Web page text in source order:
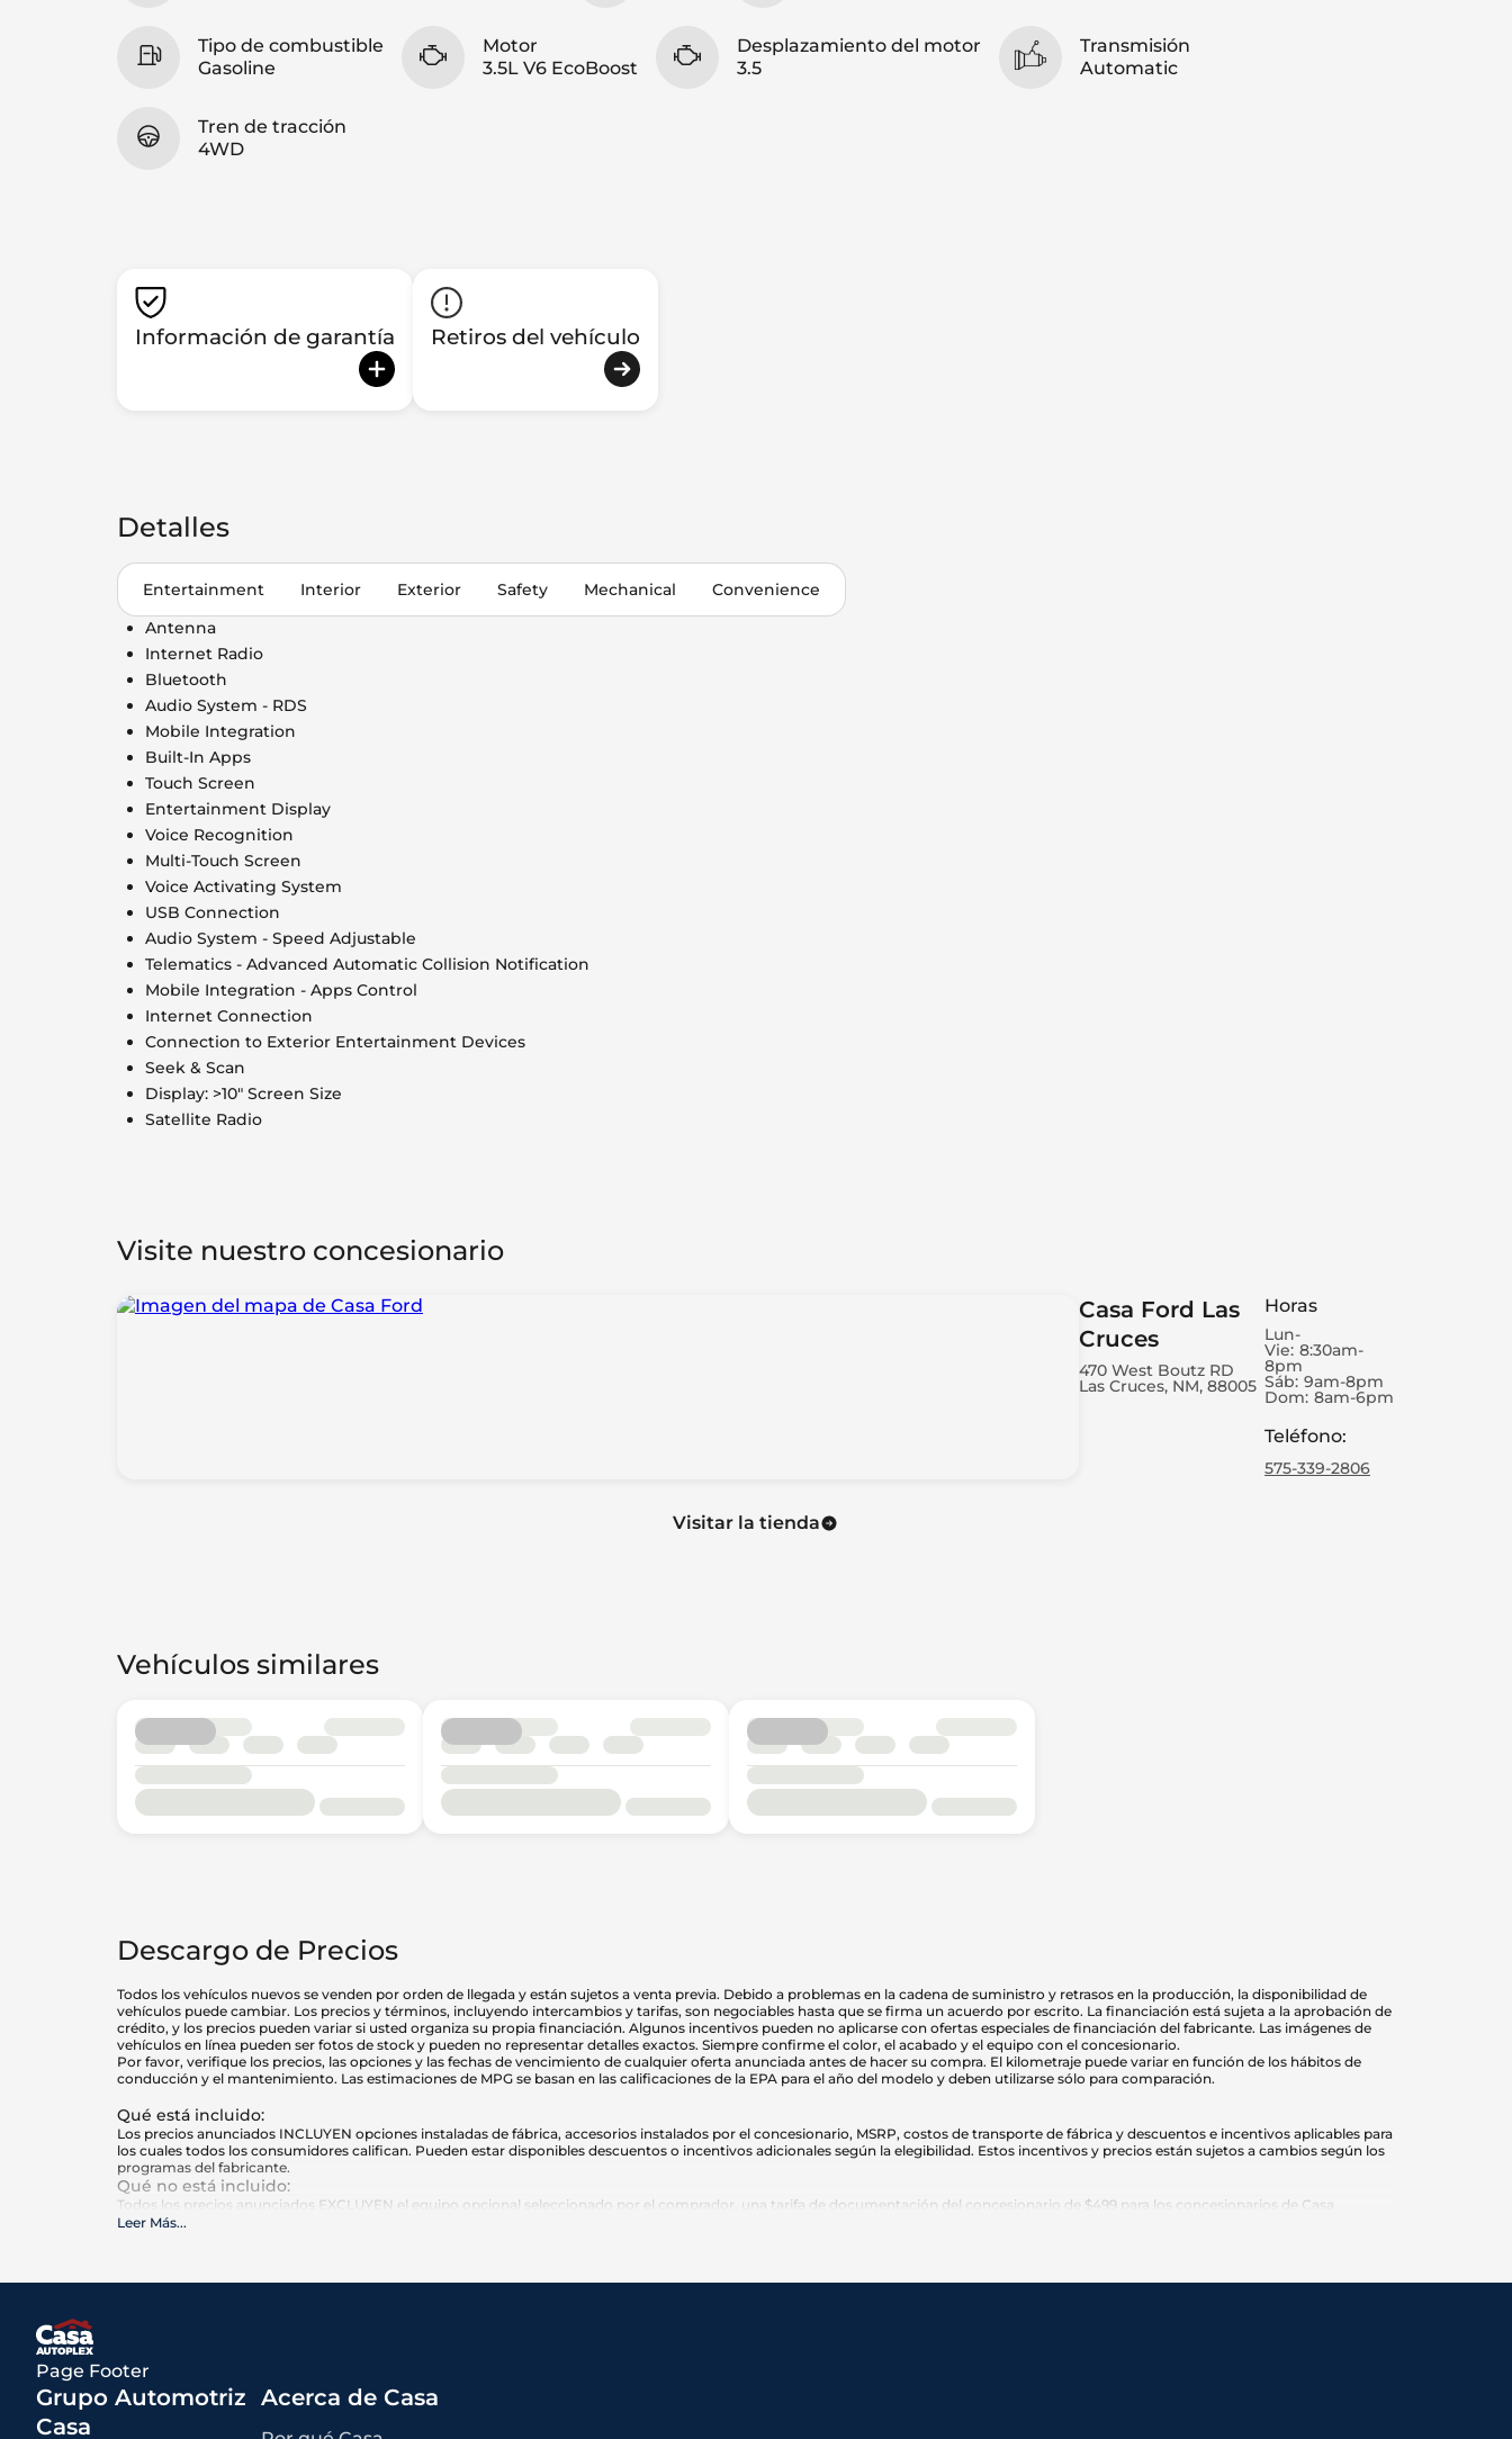
Tipo de combustible
Gasoline
Motor
3.5L V6 EcoBoost
Desplazamiento del motor
3.5
Transmisión
Automatic
Tren de tracción
4WD
Información de garantía Retiros del vehículo
Detalles
Entertainment Interior Exterior Safety Mechanical
Convenience
Antenna
Internet Radio
Bluetooth
Audio System - RDS
Mobile Integration
Built-In Apps
Touch Screen
Entertainment Display
Voice Recognition
Multi-Touch Screen
Voice Activating System
USB Connection
Audio System - Speed Adjustable
Telematics - Advanced Automatic Collision Notification
Mobile Integration - Apps Control
Internet Connection
Connection to Exterior Entertainment Devices
Seek & Scan
Display: >10" Screen Size
Satellite Radio
Visite nuestro concesionario
Casa Ford Las
Cruces
470 West Boutz RD
Las Cruces, NM, 88005
Horas
Lun-
Vie: 8:30am-
8pm
Sáb: 9am-8pm
Dom: 8am-6pm
Teléfono:
575-339-2806
Visitar la tienda
Vehículos similares
Descargo de Precios
Todos los vehículos nuevos se venden por orden de llegada y están sujetos a venta previa. Debido a problemas en la cadena de suministro y retrasos en la producción, la disponibilidad de
vehículos puede cambiar. Los precios y términos, incluyendo intercambios y tarifas, son negociables hasta que se firma un acuerdo por escrito. La financiación está sujeta a la aprobación de
crédito, y los precios pueden variar si usted organiza su propia financiación. Algunos incentivos pueden no aplicarse con ofertas especiales de financiación del fabricante. Las imágenes de
vehículos en línea pueden ser fotos de stock y pueden no representar detalles exactos. Siempre confirme el color, el acabado y el equipo con el concesionario.
Por favor, verifique los precios, las opciones y las fechas de vencimiento de cualquier oferta anunciada antes de hacer su compra. El kilometraje puede variar en función de los hábitos de
conducción y el mantenimiento. Las estimaciones de MPG se basan en las calificaciones de la EPA para el año del modelo y deben utilizarse sólo para comparación.
Qué está incluido:
Los precios anunciados INCLUYEN opciones instaladas de fábrica, accesorios instalados por el concesionario, MSRP, costos de transporte de fábrica y descuentos e incentivos aplicables para
los cuales todos los consumidores califican. Pueden estar disponibles descuentos o incentivos adicionales según la elegibilidad. Estos incentivos y precios están sujetos a cambios según los
programas del fabricante.
Qué no está incluido:
Todos los precios anunciados EXCLUYEN el equipo opcional seleccionado por el comprador, una tarifa de documentación del concesionario de $499 para los concesionarios de Casa
Autoplex, e impuestos estatales y locales, etiquetas, registro y tarifas de título.
Leer Más...
Page Footer
Grupo Automotriz
Casa
Acerca de Casa